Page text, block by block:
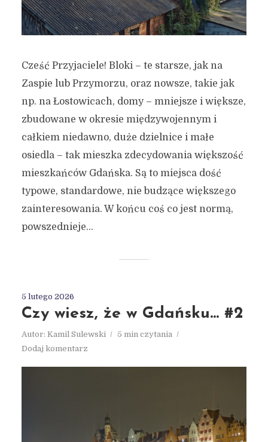
Cześć Przyjaciele! Bloki – te starsze, jak na
Zaspie lub Przymorzu, oraz nowsze, takie jak
np. na Łostowicach, domy – mniejsze i większe,
zbudowane w okresie międzywojennym i
całkiem niedawno, duże dzielnice i małe
osiedla – tak mieszka zdecydowania większość
mieszkańców Gdańska. Są to miejsca dość
typowe, standardowe, nie budzące większego
zainteresowania. W końcu coś co jest normą,
powszednieje...
5 lutego 2026
Czy wiesz, że w Gdańsku… #2
Autor: Kamil Sulewski
5 min czytania
Dodaj komentarz